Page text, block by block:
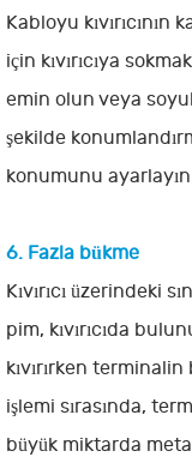
Kabloyu
için kıvırıcıya
emin olun veya
şekilde
konumunu ayarlayın.
6. Fazla bükme
Kıvırıcı üzerindeki
pim, kıvırıcıda
kıvırırken
işlemi sırasında,
büyük miktarda